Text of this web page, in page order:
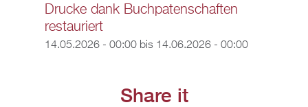
Drucke dank Buchpatenschaften
restauriert
14.05.2026 - 00:00bis 14.06.2026 - 00:00
Share it